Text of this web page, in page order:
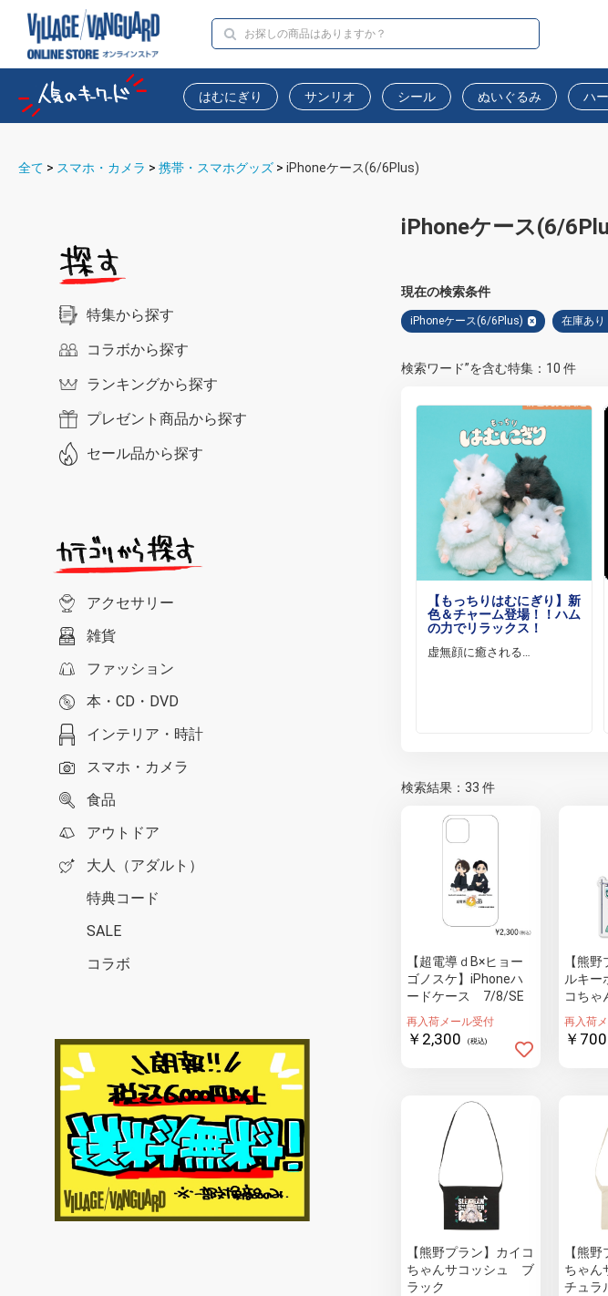
はむにぎり サンリオ シール ぬいぐるみ ハ
全て > スマホ・カメラ > 携帯・スマホグッズ > iPhoneケース(6/6Plus)
特集から探す
コラボから探す
ランキングから探す
プレゼント商品から探す
セール品から探す
アクセサリー
雑貨
ファッション
本・CD・DVD
インテリア・時計
スマホ・カメラ
食品
アウトドア
大人（アダルト）
特典コード
SALE
コラボ
iPhoneケース(6/
現在の検索条件
iPhoneケース(6/6Plus) × 在庫あり
検索ワード”を含む特集：10 件
【もっちりはむにぎり】新
色＆チャーム登場！！ハム
の力でリラックス！
虚無顔に癒される…
検索結果：33 件
【超電導ｄB×ヒョー
ゴノスケ】iPhoneハ
ードケース 7/8/SE
再入荷メール受付
￥2,300 (税込)
【熊
ルキ
コちゃ
再入荷
￥700
【熊野プラン】カイコ
ちゃんサコッシュ ブ
ラック
【熊
ちゃ
チュラ